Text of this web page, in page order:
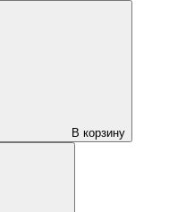
В корзину